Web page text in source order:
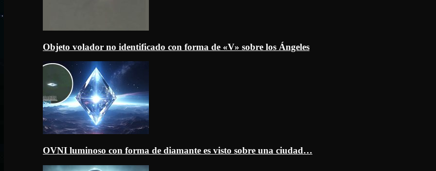
Objeto volador no identificado con forma de «V» sobre los Ángeles
OVNI luminoso con forma de diamante es visto sobre una ciudad…